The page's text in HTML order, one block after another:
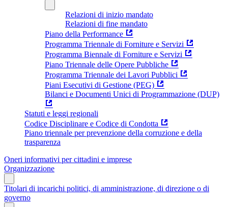
Relazioni di inizio mandato
Relazioni di fine mandato
Piano della Performance
Programma Triennale di Forniture e Servizi
Programma Biennale di Forniture e Servizi
Piano Triennale delle Opere Pubbliche
Programma Triennale dei Lavori Pubblici
Piani Esecutivi di Gestione (PEG)
Bilanci e Documenti Unici di Programmazione (DUP)
Statuti e leggi regionali
Codice Disciplinare e Codice di Condotta
Piano triennale per prevenzione della corruzione e della
trasparenza
Oneri informativi per cittadini e imprese
Organizzazione
Titolari di incarichi politici, di amministrazione, di direzione o di
governo